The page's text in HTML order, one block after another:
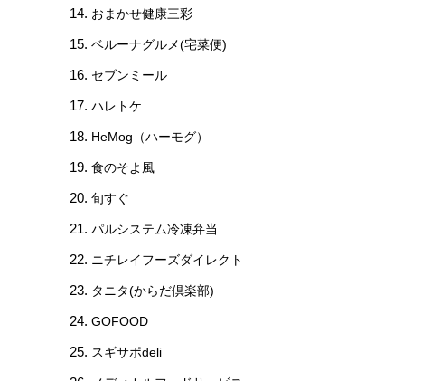
おまかせ健康三彩
ベルーナグルメ(宅菜便)
セブンミール
ハレトケ
HeMog（ハーモグ）
食のそよ風
旬すぐ
パルシステム冷凍弁当
ニチレイフーズダイレクト
タニタ(からだ倶楽部)
GOFOOD
スギサポdeli